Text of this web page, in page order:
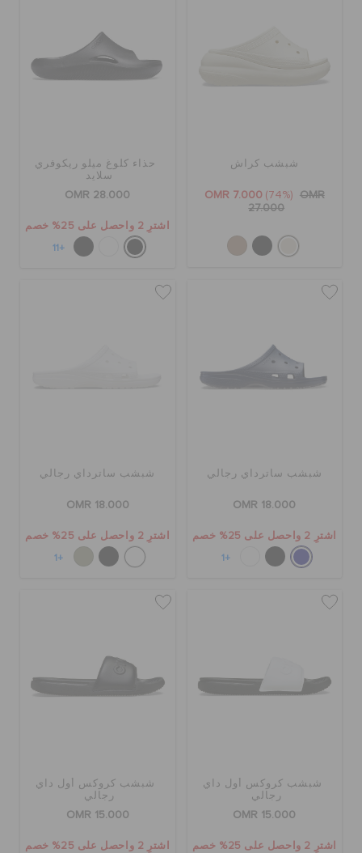
شبشب كراش
OMR 7.000 (74%)
OMR
27.000
حذاء كلوغ ميلو ريكوفري
سلايد
OMR 28.000
اشترِ 2 واحصل على 25% خصم
+11
شبشب ساترداي رجالي
OMR 18.000
اشترِ 2 واحصل على 25% خصم
+1
شبشب ساترداي رجالي
OMR 18.000
اشترِ 2 واحصل على 25% خصم
+1
شبشب كروكس أول داي
رجالي
OMR 15.000
اشترِ 2 واحصل على 25% خصم
شبشب كروكس أول داي
رجالي
OMR 15.000
اشترِ 2 واحصل على 25% خصم